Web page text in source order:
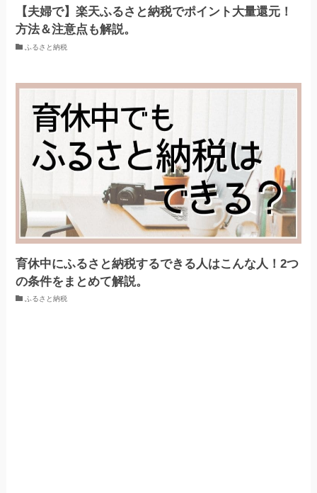
【夫婦で】楽天ふるさと納税でポイント大量還元！
方法＆注意点も解説。
ふるさと納税
育休中にふるさと納税するできる人はこんな人！2つ
の条件をまとめて解説。
ふるさと納税